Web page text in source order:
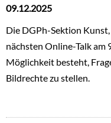
09.12.2025
Die DGPh-Sektion
nächsten Online-Talk am
Möglichkeit besteht,
Bildrechte zu stellen.